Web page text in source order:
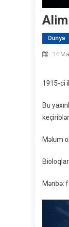
Dünya
14
1915-ci
Bu
keçiriblər.
Məlum
Mənbə: